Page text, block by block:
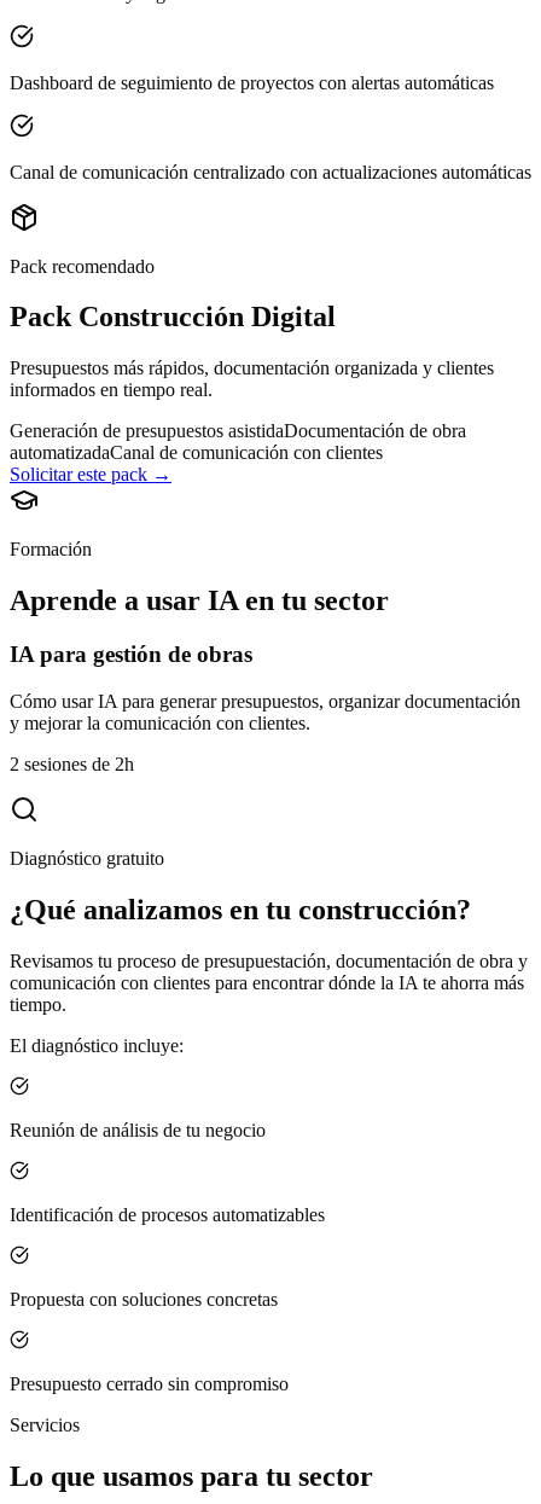
Dashboard de seguimiento de proyectos con alertas automáticas
Canal de comunicación centralizado con actualizaciones automáticas
Pack recomendado
Pack Construcción Digital
Presupuestos más rápidos, documentación organizada y clientes
informados en tiempo real.
Generación de presupuestos asistidaDocumentación de obra
automatizadaCanal de comunicación con clientes
Solicitar este pack →
Formación
Aprende a usar IA en tu sector
IA para gestión de obras
Cómo usar IA para generar presupuestos, organizar documentación
y mejorar la comunicación con clientes.
2 sesiones de 2h
Diagnóstico gratuito
¿Qué analizamos en tu construcción?
Revisamos tu proceso de presupuestación, documentación de obra y
comunicación con clientes para encontrar dónde la IA te ahorra más
tiempo.
El diagnóstico incluye:
Reunión de análisis de tu negocio
Identificación de procesos automatizables
Propuesta con soluciones concretas
Presupuesto cerrado sin compromiso
Servicios
Lo que usamos para tu sector